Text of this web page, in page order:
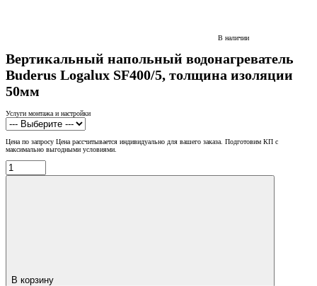
В наличии
Вертикальный напольный водонагреватель
Buderus Logalux SF400/5, толщина изоляции
50мм
Услуги монтажа и настройки
Цена по запросу Цена рассчитывается индивидуально для вашего заказа. Подготовим КП с
максимально выгодными условиями.
В корзину